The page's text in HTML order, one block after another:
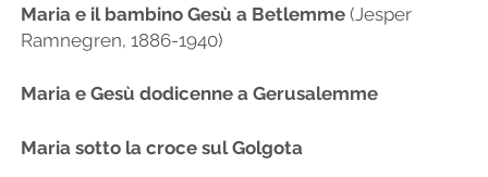
Maria e il bambino Gesù a Betlemme(Jesper
Ramnegren, 1886-1940)
Maria e Gesù dodicenne a Gerusalemme
Maria sotto la croce sul Golgota